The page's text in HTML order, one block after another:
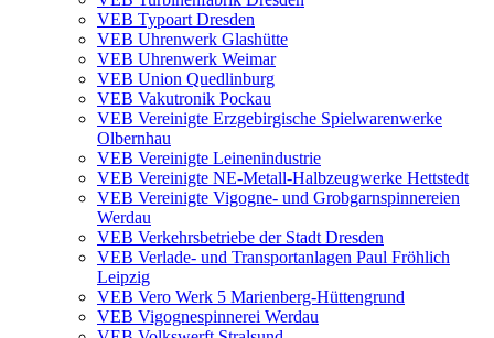
VEB Typoart Dresden
VEB Uhrenwerk Glashütte
VEB Uhrenwerk Weimar
VEB Union Quedlinburg
VEB Vakutronik Pockau
VEB Vereinigte Erzgebirgische Spielwarenwerke
Olbernhau
VEB Vereinigte Leinenindustrie
VEB Vereinigte NE-Metall-Halbzeugwerke Hettstedt
VEB Vereinigte Vigogne- und Grobgarnspinnereien
Werdau
VEB Verkehrsbetriebe der Stadt Dresden
VEB Verlade- und Transportanlagen Paul Fröhlich
Leipzig
VEB Vero Werk 5 Marienberg-Hüttengrund
VEB Vigognespinnerei Werdau